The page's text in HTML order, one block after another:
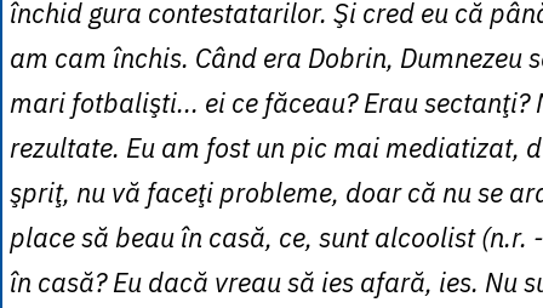
închid gura contestatarilor. Şi cred eu că
am cam închis. Când era Dobrin, Dumnezeu
mari fotbalişti... ei ce făceau? Erau sectanţi?
rezultate. Eu am fost un pic mai mediatizat,
şpriţ, nu vă faceţi probleme, doar că nu se
place să beau în casă, ce, sunt alcoolist (n.r.
în casă? Eu dacă vreau să ies afară, ies. Nu